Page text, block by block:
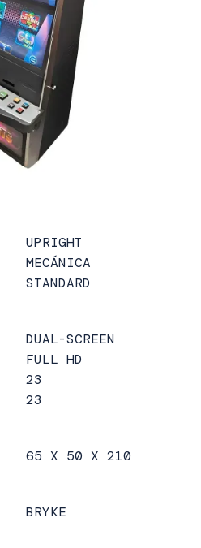
UPRIGHT
MECÁNICA
STANDARD
DUAL-SCREEN
FULL HD
23
23
65 X 50 X 210
BRYKE